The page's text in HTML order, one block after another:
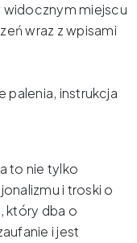
widocznym miejscu
wraz z wpisami
palenia, instrukcja
to nie tylko
i troski o
który dba o
i jest